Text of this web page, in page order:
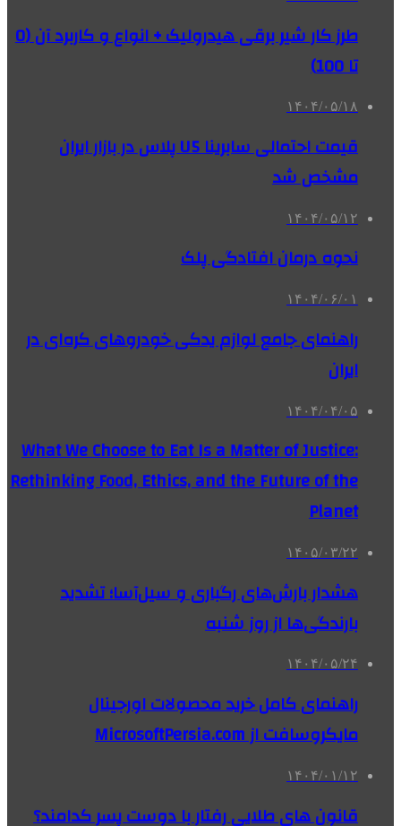
طرز کار شیر برقی هیدرولیک + انواع و کاربرد آن (0
تا 100)
۱۴۰۴/۰۵/۱۸
قیمت احتمالی سابرینا U5 پلاس در بازار ایران
مشخص شد
۱۴۰۴/۰۵/۱۲
نحوه درمان افتادگی پلک
۱۴۰۴/۰۶/۰۱
راهنمای جامع لوازم یدکی خودروهای کره‌ای در
ایران
۱۴۰۴/۰۴/۰۵
What We Choose to Eat Is a Matter of Justice:
Rethinking Food, Ethics, and the Future of the
Planet
۱۴۰۵/۰۳/۲۲
هشدار بارش‌های رگباری و سیل‌آسا؛ تشدید
بارندگی‌ها از روز شنبه
۱۴۰۴/۰۵/۲۴
راهنمای کامل خرید محصولات اورجینال
مایکروسافت از MicrosoftPersia.com
۱۴۰۴/۰۱/۱۲
قانون های طلایی رفتار با دوست پسر کدامند؟